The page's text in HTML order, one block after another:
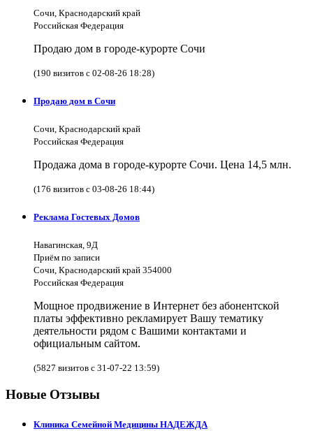
Сочи, Краснодарский край
Российская Федерация
Продаю дом в городе-курорте Сочи
(190 визитов с 02-08-26 18:28)
Продаю дом в Сочи
Сочи, Краснодарский край
Российская Федерация
Продажа дома в городе-курорте Сочи. Цена 14,5 млн.
(176 визитов с 03-08-26 18:44)
Реклама Гостевых Домов
Навагинская, 9Д
Приём по записи
Сочи, Краснодарский край 354000
Российская Федерация
Мощное продвижение в Интернет без абонентской
платы эффективно рекламирует Вашу тематику
деятельности рядом с Вашими контактами и
официальным сайтом.
(5827 визитов с 31-07-22 13:59)
Новые Отзывы
Клиника Семейной Медицины НАДЕЖДА